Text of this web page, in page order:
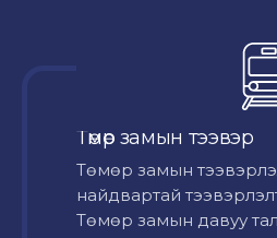
Төмөр замын тээвэр
Төмөр замын
найдвартай
Төмөр замын давуу